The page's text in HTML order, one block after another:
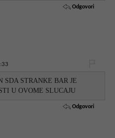
Odgovori
SDA STRANKE BAR JE
U OVOME SLUCAJU
Odgovori